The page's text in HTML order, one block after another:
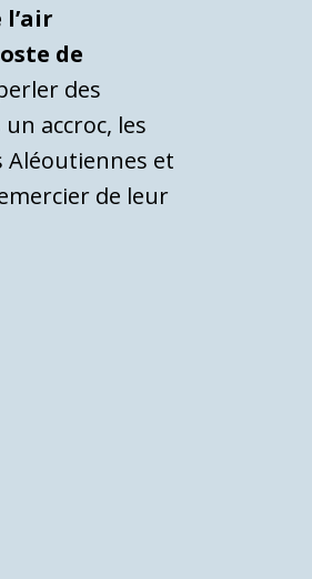
de
des
accroc, les
Aléoutiennes et
de leur